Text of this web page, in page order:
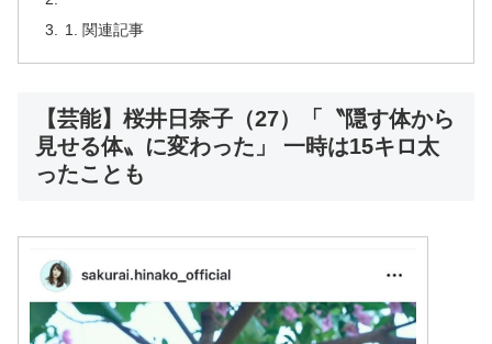
関連記事
【芸能】桜井日奈子（27）「〝隠す体から
見せる体〟に変わった」 一時は15キロ太
ったことも